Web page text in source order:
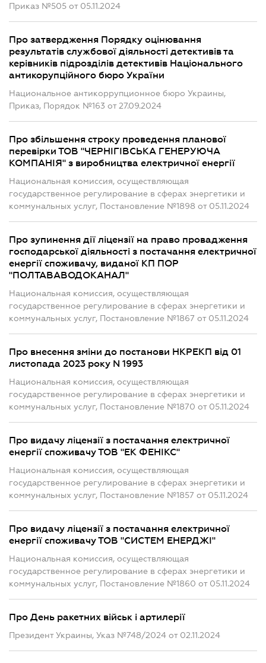
Приказ №505 от 05.11.2024
Про затвердження Порядку оцінювання
результатів службової діяльності детективів та
керівників підрозділів детективів Національного
антикорупційного бюро України
Национальное антикоррупционное бюро Украины,
Приказ, Порядок №163 от 27.09.2024
Про збільшення строку проведення планової
перевірки ТОВ "ЧЕРНІГІВСЬКА ГЕНЕРУЮЧА
КОМПАНІЯ" з виробництва електричної енергії
Национальная комиссия, осуществляющая
государственное регулирование в сферах энергетики и
коммунальных услуг, Постановление №1898 от 05.11.2024
Про зупинення дії ліцензії на право провадження
господарської діяльності з постачання електричної
енергії споживачу, виданої КП ПОР
"ПОЛТАВАВОДОКАНАЛ"
Национальная комиссия, осуществляющая
государственное регулирование в сферах энергетики и
коммунальных услуг, Постановление №1867 от 05.11.2024
Про внесення зміни до постанови НКРЕКП від 01
листопада 2023 року N 1993
Национальная комиссия, осуществляющая
государственное регулирование в сферах энергетики и
коммунальных услуг, Постановление №1870 от 05.11.2024
Про видачу ліцензії з постачання електричної
енергії споживачу ТОВ "ЕК ФЕНІКС"
Национальная комиссия, осуществляющая
государственное регулирование в сферах энергетики и
коммунальных услуг, Постановление №1857 от 05.11.2024
Про видачу ліцензії з постачання електричної
енергії споживачу ТОВ "СИСТЕМ ЕНЕРДЖІ"
Национальная комиссия, осуществляющая
государственное регулирование в сферах энергетики и
коммунальных услуг, Постановление №1860 от 05.11.2024
Про День ракетних військ і артилерії
Президент Украины, Указ №748/2024 от 02.11.2024